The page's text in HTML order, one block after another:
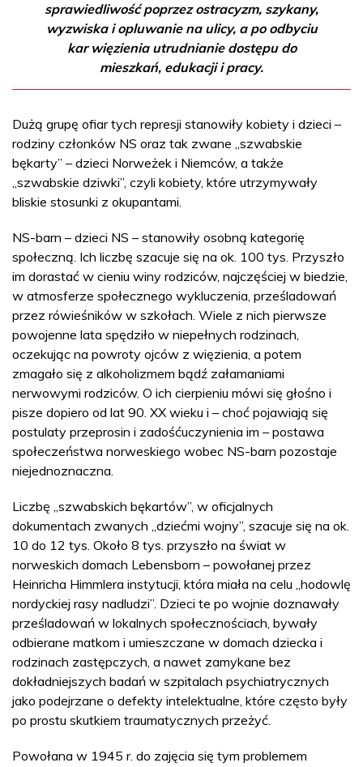
sprawiedliwość poprzez ostracyzm, szykany,
wyzwiska i opluwanie na ulicy, a po odbyciu
kar więzienia utrudnianie dostępu do
mieszkań, edukacji i pracy.
Dużą grupę ofiar tych represji stanowiły kobiety i dzieci –
rodziny członków NS oraz tak zwane „szwabskie
bękarty” – dzieci Norweżek i Niemców, a także
„szwabskie dziwki”, czyli kobiety, które utrzymywały
bliskie stosunki z okupantami.
NS-barn – dzieci NS – stanowiły osobną kategorię
społeczną. Ich liczbę szacuje się na ok. 100 tys. Przyszło
im dorastać w cieniu winy rodziców, najczęściej w biedzie,
w atmosferze społecznego wykluczenia, prześladowań
przez rówieśników w szkołach. Wiele z nich pierwsze
powojenne lata spędziło w niepełnych rodzinach,
oczekując na powroty ojców z więzienia, a potem
zmagało się z alkoholizmem bądź załamaniami
nerwowymi rodziców. O ich cierpieniu mówi się głośno i
pisze dopiero od lat 90. XX wieku i – choć pojawiają się
postulaty przeprosin i zadośćuczynienia im – postawa
społeczeństwa norweskiego wobec NS-barn pozostaje
niejednoznaczna.
Liczbę „szwabskich bękartów”, w oficjalnych
dokumentach zwanych „dziećmi wojny”, szacuje się na ok.
10 do 12 tys. Około 8 tys. przyszło na świat w
norweskich domach Lebensborn – powołanej przez
Heinricha Himmlera instytucji, która miała na celu „hodowlę
nordyckiej rasy nadludzi”. Dzieci te po wojnie doznawały
prześladowań w lokalnych społecznościach, bywały
odbierane matkom i umieszczane w domach dziecka i
rodzinach zastępczych, a nawet zamykane bez
dokładniejszych badań w szpitalach psychiatrycznych
jako podejrzane o defekty intelektualne, które często były
po prostu skutkiem traumatycznych przeżyć.
Powołana w 1945 r. do zajęcia się tym problemem